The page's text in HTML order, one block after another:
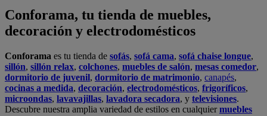
Conforama, tu tienda de muebles,
decoración y electrodomésticos
Conforama es tu tienda de sofás, sofá cama, sofá chaise longue,
sillón, sillón relax, colchones, muebles de salón, mesas comedor,
dormitorio de juvenil, dormitorio de matrimonio, canapés,
cocinas a medida, decoración, electrodomésticos, frigoríficos,
microondas, lavavajillas, lavadora secadora, y televisiones.
Descubre nuestra amplia variedad de estilos en cualquiermuebles